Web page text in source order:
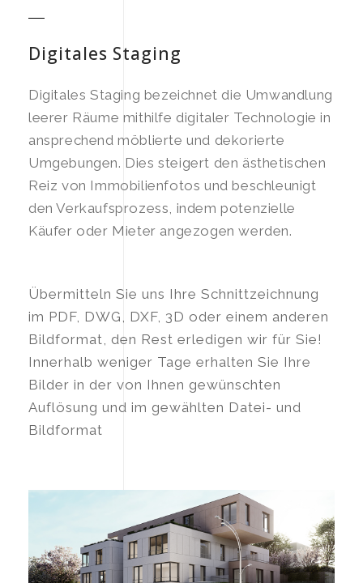
Digitales Staging
Digitales Staging bezeichnet die Umwandlung
leerer Räume mithilfe digitaler Technologie in
ansprechend möblierte und dekorierte
Umgebungen. Dies steigert den ästhetischen
Reiz von Immobilienfotos und beschleunigt
den Verkaufsprozess, indem potenzielle
Käufer oder Mieter angezogen werden.
Übermitteln Sie uns Ihre Schnittzeichnung
im PDF, DWG, DXF, 3D oder einem anderen
Bildformat, den Rest erledigen wir für Sie!
Innerhalb weniger Tage erhalten Sie Ihre
Bilder in der von Ihnen gewünschten
Auflösung und im gewählten Datei- und
Bildformat